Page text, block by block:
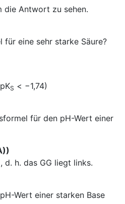
die Antwort zu sehen.
für eine sehr starke Säure?
S < −1,74)
für den pH-Wert einer
d. h. das GG liegt links.
Wert einer starken Base